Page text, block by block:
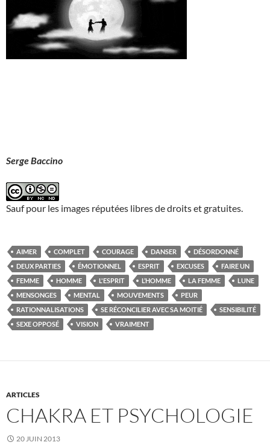
Serge Baccino
Sauf pour les images réputées libres de droits et gratuites.
AIMER COMPLET COURAGE DANSER
DÉSORDONNÉ
DEUX PARTIES
ÉMOTIONNEL ESPRIT EXCUSES
FAIRE UN
FEMME
HOMME L'ESPRIT L’HOMME LA FEMME
LUNE
MENSONGES
MENTAL MOUVEMENTS
PEUR
RATIONNALISATIONS
SE RÉCONCILIER AVEC SA MOITIÉ
SENSIBILITÉ
SEXE OPPOSÉ
VISION VRAIMENT
ARTICLES
CHAKRA ET PSYCHOLOGIE
20 JUIN 2013